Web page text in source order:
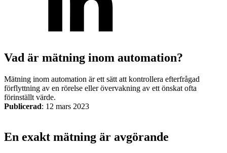
Motion
Vad är mätning inom automation?
Mätning inom automation är ett sätt att kontrollera efterfrågad
förflyttning av en rörelse eller övervakning av ett önskat ofta
förinställt värde.
Publicerad: 12 mars 2023
En exakt mätning är avgörande